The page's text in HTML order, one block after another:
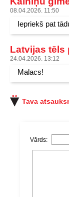
08.04.2026. 11:50
Iepriekš pat
Latvijas tēls
24.04.2026. 13:12
Malacs!
Tava
Vārds: